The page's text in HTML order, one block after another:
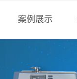
案例展示
负压法检漏
正压法检漏